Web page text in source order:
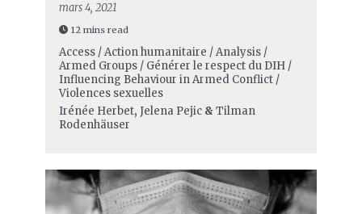
mars 4, 2021
12 mins read
Access / Action humanitaire / Analysis /
Armed Groups / Générer le respect du DIH /
Influencing Behaviour in Armed Conflict /
Violences sexuelles
Irénée Herbet, Jelena Pejic& Tilman
Rodenhäuser